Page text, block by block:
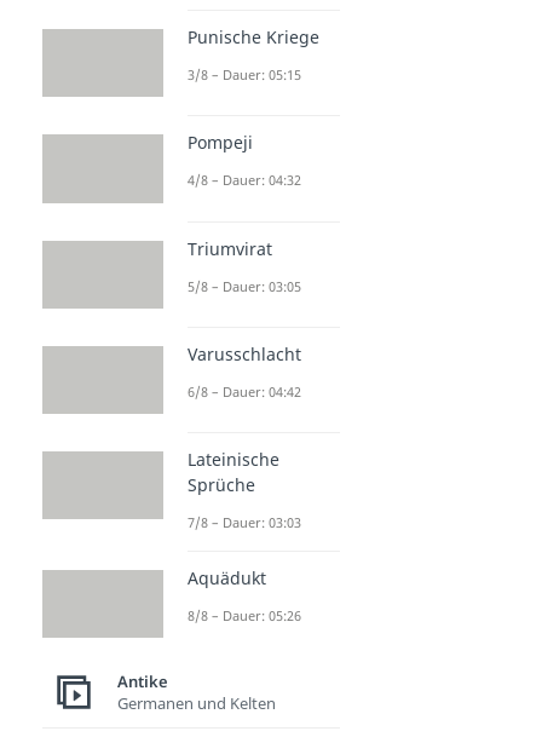
Punische Kriege
3/8 – Dauer: 05:15
Pompeji
4/8 – Dauer: 04:32
Triumvirat
5/8 – Dauer: 03:05
Varusschlacht
6/8 – Dauer: 04:42
Lateinische
Sprüche
7/8 – Dauer: 03:03
Aquädukt
8/8 – Dauer: 05:26
Antike
Germanen und Kelten